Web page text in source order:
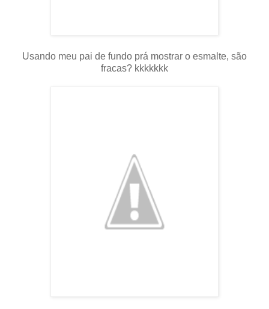
Usando meu pai de fundo prá mostrar o esmalte, são
fracas? kkkkkkk